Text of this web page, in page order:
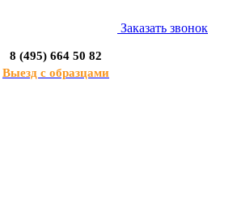
Заказать звонок
8 (495) 664 50 82
Выезд с образцами